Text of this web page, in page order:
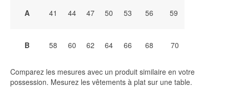
A 41 44 47 50 53 56 59
B 58 60 62 64 66 68 70
Comparez les mesures avec un produit similaire en votre
possession. Mesurez les vêtements à plat sur une table.